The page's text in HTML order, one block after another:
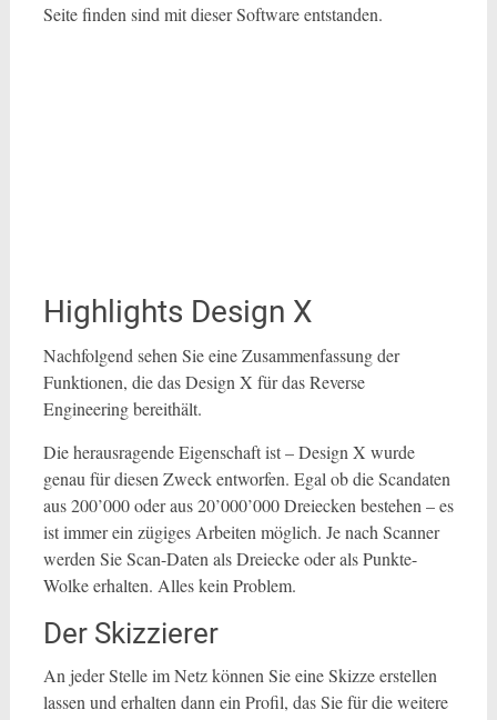
Seite finden sind mit dieser Software entstanden.
Highlights Design X
Nachfolgend sehen Sie eine Zusammenfassung der
Funktionen, die das Design X für das Reverse
Engineering bereithält.
Die herausragende Eigenschaft ist – Design X wurde
genau für diesen Zweck entworfen. Egal ob die Scandaten
aus 200’000 oder aus 20’000’000 Dreiecken bestehen – es
ist immer ein zügiges Arbeiten möglich. Je nach Scanner
werden Sie Scan-Daten als Dreiecke oder als Punkte-
Wolke erhalten. Alles kein Problem.
Der Skizzierer
An jeder Stelle im Netz können Sie eine Skizze erstellen
lassen und erhalten dann ein Profil, das Sie für die weitere